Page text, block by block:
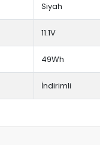
Siyah
11.1V
49Wh
İndirimli